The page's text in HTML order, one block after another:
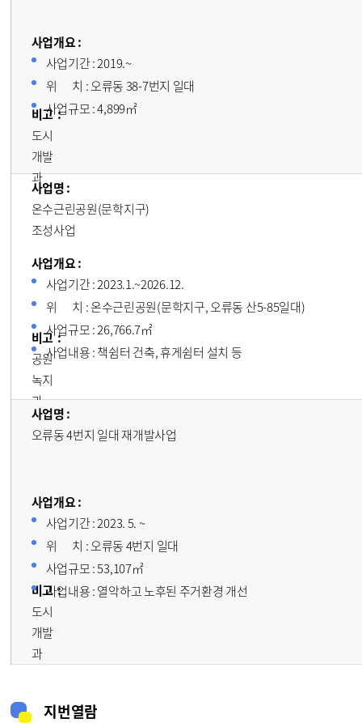
사업기간 : 2019.~
위 치 : 오류동 38-7번지 일대
사업규모 : 4,899㎡
도시
개발
과
온수근린공원(문학지구)
조성사업
사업기간 : 2023.1.~2026.12.
위 치 : 온수근린공원(문학지구, 오류동 산5-85일대)
사업규모 : 26,766.7㎡
사업내용 : 책쉼터 건축, 휴게쉼터 설치 등
공원
녹지
과
오류동 4번지 일대 재개발사업
사업기간 : 2023. 5. ~
위 치 : 오류동 4번지 일대
사업규모 : 53,107㎡
사업내용 : 열악하고 노후된 주거환경 개선
도시
개발
과
지번열람